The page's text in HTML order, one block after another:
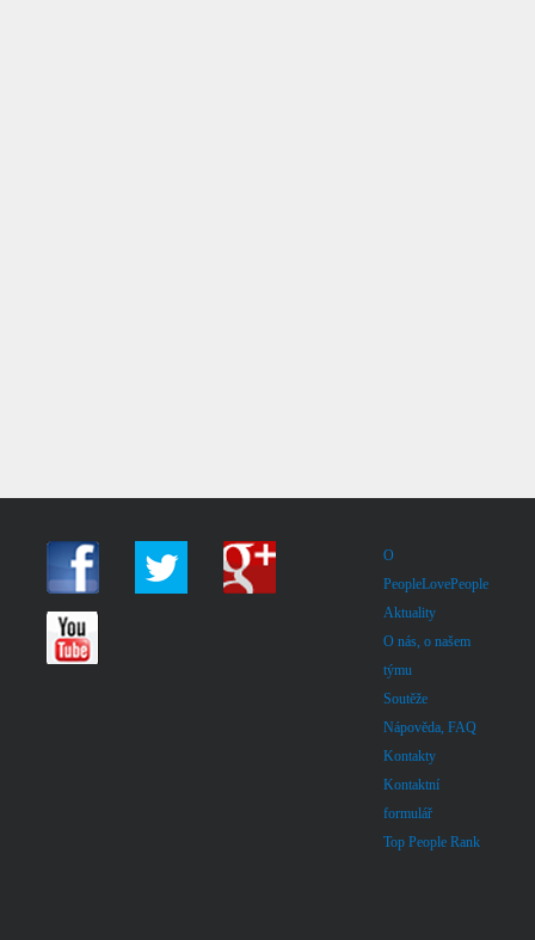
O
PeopleLovePeople
Aktuality
O nás, o našem
týmu
Soutěže
Nápověda, FAQ
Kontakty
Kontaktní
formulář
Top People Rank